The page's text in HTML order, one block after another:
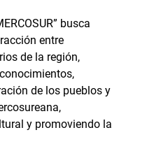
busca
entre
de la región,
de los pueblos y
y promoviendo la